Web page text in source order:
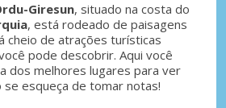
Giresun, situado na costa do
, está rodeado de paisagens
cheio de atrações turísticas
pode descobrir. Aqui você
dos melhores lugares para ver
esqueça de tomar notas!